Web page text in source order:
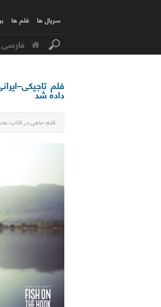
سریال ها فلم ها
فارسی
فلم
داده شد
فلم «ماهی در قلاب»